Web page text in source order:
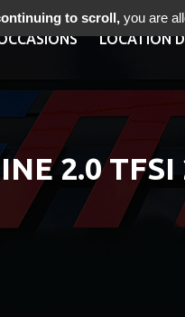
LOCATION
2.0
to scroll,you are